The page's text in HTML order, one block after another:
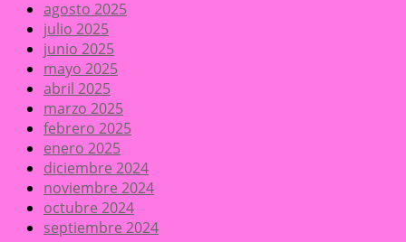
agosto 2025
julio 2025
junio 2025
mayo 2025
abril 2025
marzo 2025
febrero 2025
enero 2025
diciembre 2024
noviembre 2024
octubre 2024
septiembre 2024